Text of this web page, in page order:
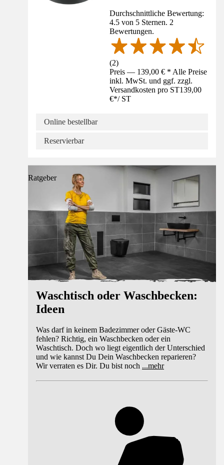
Durchschnittliche Bewertung:
4.5 von 5 Sternen. 2
Bewertungen.
(2)
Preis — 139,00 € * Alle Preise
inkl. MwSt. und ggf. zzgl.
Versandkosten pro ST139,00
€*/ ST
Online bestellbar
Reservierbar
Ratgeber
Waschtisch oder Waschbecken:
Ideen
Was darf in keinem Badezimmer oder Gäste-WC
fehlen? Richtig, ein Waschbecken oder ein
Waschtisch. Doch wo liegt eigentlich der Unterschied
und wie kannst Du Dein Waschbecken reparieren?
Wir verraten es Dir. Du bist noch ...mehr